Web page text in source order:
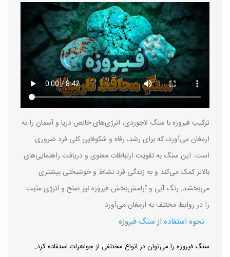
ترکیب فیروزه با سنگ لاجوردی، انرژی‌های خالص دریا و آسمان را به
ارمغان می‌آورد، که برای رشد، رفاه و شکوفایی کلی فرد ضروری
است. این سنگ به تقویت ارتباطات معنوی و دریافت راهنمایی‌های
بالاتر کمک می‌کند و به زندگی فرد نشاط و خوشبختی بیشتری
می‌بخشد. رنگ آبی و آرامش‌بخش فیروزه نیز صلح و انرژی مثبت
را در روابط مختلف به ارمغان می‌آورد.
نحوه استفاده از سنگ فیروزه
سنگ فیروزه را می‌توان در انواع مختلفی از جواهرات استفاده کرد.